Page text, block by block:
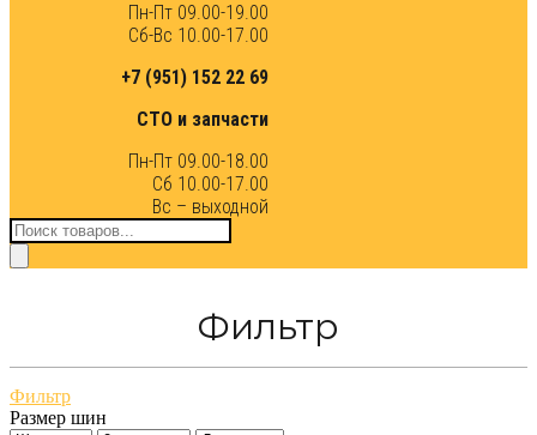
Пн-Пт 09.00-19.00
Сб-Вс 10.00-17.00
+7 (951) 152 22 69
СТО и запчасти
Пн-Пт 09.00-18.00
Сб 10.00-17.00
Вс – выходной
Поиск
товаров
Фильтр
Фильтр
Размер шин